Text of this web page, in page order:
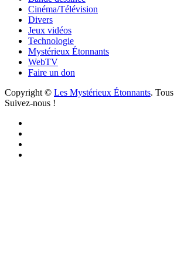
Cinéma/Télévision
Divers
Jeux vidéos
Technologie
Mystérieux Étonnants
WebTV
Faire un don
Copyright © Les Mystérieux Étonnants.
Suivez-nous !